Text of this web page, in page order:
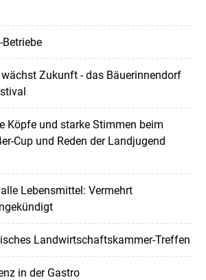
Zukunft - das Bäuerinnendorf
Köpfe und starke Stimmen beim
Cup und Reden der Landjugend
Lebensmittel: Vermehrt
Landwirtschaftskammer-Treffen
in der Gastro